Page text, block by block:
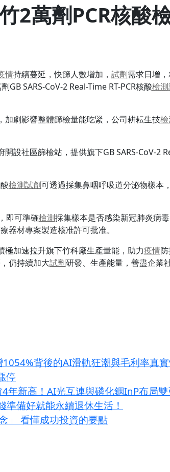
2萬劑PCR核酸
情持續蔓延，快篩人數增加， 試劑需求日增
SARS-CoV-2 Real-Time RT-PCR核酸檢測
加劇影響整體篩檢量能吃緊，公司耕耘生技
設社區篩檢站，提供旗下GB SARS-CoV-2
檢測試劑可透過採集鼻咽呼吸道分泌物樣本
即可準確檢測採集樣本是否感染新冠肺炎病
器材專案製造核准許可批准。
極加速拉升旗下竹科廠生產量能，助力疫情
仍持續加大試劑研發、生產能量，善盡企業
背後的AI滑軌狂潮與毛利率真
停
年新高！AI光互連與磷化銦InP布局
準備好就能永續退休生活！
」 看懂成功投資的要點